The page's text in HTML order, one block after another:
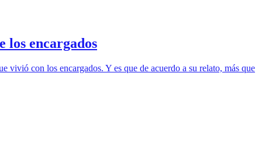
encargados
vivió con los encargados. Y es que de acuerdo a su relato, más que